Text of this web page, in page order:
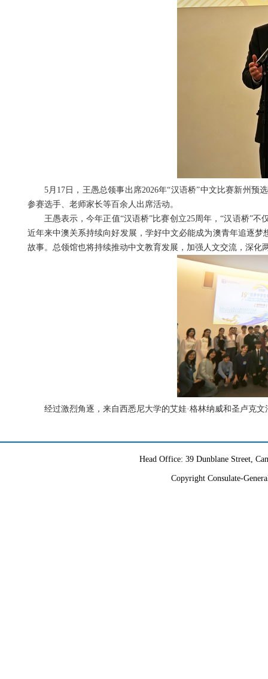
5月17日，王愚总领事出席2026年“汉语桥”中文比赛新州
参赛选手、老师家长等百余人出席活动。
王愚表示，今年正值“汉语桥”比赛创立25周年，“汉语桥”
近年来中澳关系持续向好发展，学好中文必能成为澳青年追逐
故事。总领馆也将持续推动中文教育发展，加强人文交流，深化
经过激烈角逐，来自西悉尼大学的艾娃·格林纳威和圣卢克
Head Office: 39 Dunblane Street,
Copyright Consulate-